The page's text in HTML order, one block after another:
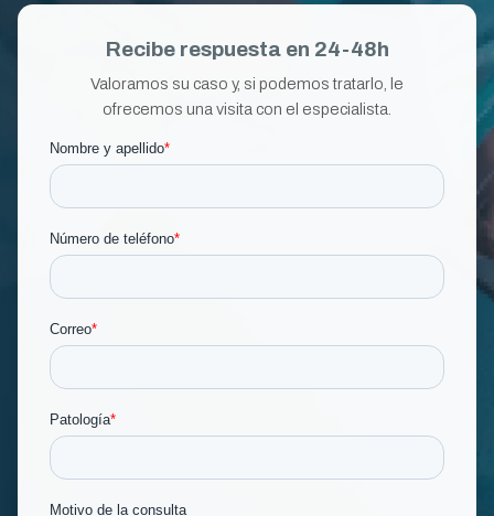
Recibe respuesta en 24-48h
Valoramos su caso y, si podemos tratarlo, le
ofrecemos una visita con el especialista.